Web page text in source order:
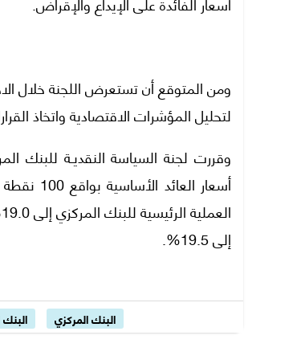
ومن المتوقع أن تستعرض اللجنة خلال
لتحليل المؤشرات الاقتصادية واتخاذ
أسعار
إلى 19.5%.
البنك المركزي